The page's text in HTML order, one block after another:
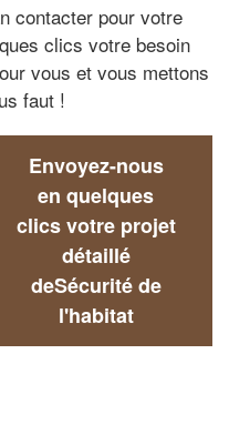
contacter pour votre
clics votre besoin
vous et vous mettons
faut !
Envoyez-nous
en quelques
clics votre projet
détaillé
deSécurité de
l'habitat